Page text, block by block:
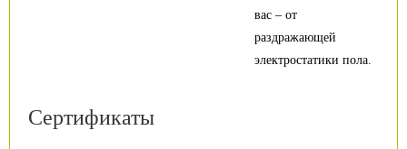
вас – от
раздражающей
электростатики пола.
Сертификаты